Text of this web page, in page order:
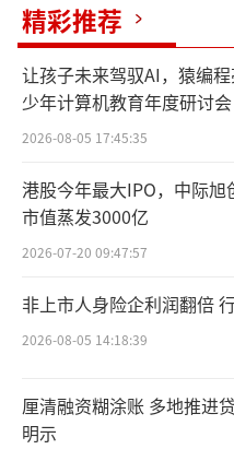
面对外部环境变
会上表示，水井坊坚
奏，以"慢"为"进"，
整、夯实发展"三个
实基础。
渠道建设方面，
先目标，报告期内通
调整库存结构以及强
协同渠道消化社会
步修复，避免短期激
精彩推荐
让孩子未来驾驭AI，猿编
少年计算机教育年度研讨会
2026-08-05 17:45:35
港股今年最大IPO，中际旭
市值蒸发3000亿
2026-07-20 09:47:57
非上市人身险企利润翻倍
2026-08-05 14:18:39
厘清融资糊涂账 多地推进
明示